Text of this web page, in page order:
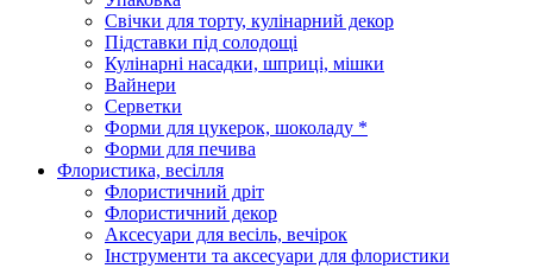
Свічки для торту, кулінарний декор
Підставки під солодощі
Кулінарні насадки, шприці, мішки
Вайнери
Серветки
Форми для цукерок, шоколаду *
Форми для печива
Флористика, весілля
Флористичний дріт
Флористичний декор
Аксесуари для весіль, вечірок
Інструменти та аксесуари для флористики